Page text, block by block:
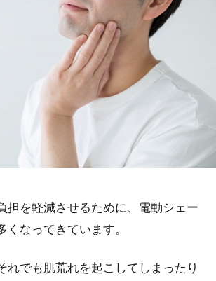
担を軽減させるために、電動シェー
なってきています。
れでも肌荒れを起こしてしまったり